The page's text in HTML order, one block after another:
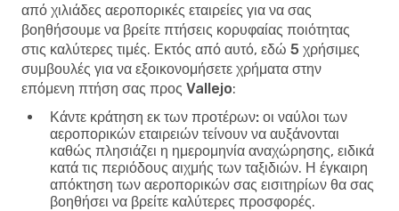
από χιλιάδες αεροπορικές εταιρείες για να σας
βοηθήσουμε να βρείτε πτήσεις κορυφαίας ποιότητας
στις καλύτερες τιμές. Εκτός από αυτό, εδώ 5 χρήσιμες
συμβουλές για να εξοικονομήσετε χρήματα στην
επόμενη πτήση σας προς Vallejo:
Κάντε κράτηση εκ των προτέρων: οι ναύλοι των
αεροπορικών εταιρειών τείνουν να αυξάνονται
καθώς πλησιάζει η ημερομηνία αναχώρησης, ειδικά
κατά τις περιόδους αιχμής των ταξιδιών. Η έγκαιρη
απόκτηση των αεροπορικών σας εισιτηρίων θα σας
βοηθήσει να βρείτε καλύτερες προσφορές.